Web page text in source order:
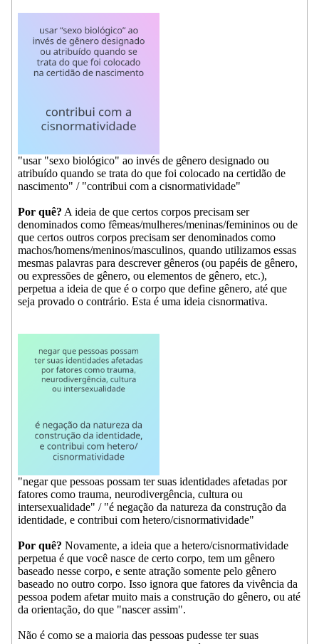
"usar "sexo biológico" ao invés de gênero designado ou
atribuído quando se trata do que foi colocado na certidão de
nascimento" / "contribui com a cisnormatividade"
Por quê? A ideia de que certos corpos precisam ser
denominados como fêmeas/mulheres/meninas/femininos ou de
que certos outros corpos precisam ser denominados como
machos/homens/meninos/masculinos, quando utilizamos essas
mesmas palavras para descrever gêneros (ou papéis de gênero,
ou expressões de gênero, ou elementos de gênero, etc.),
perpetua a ideia de que é o corpo que define gênero, até que
seja provado o contrário. Esta é uma ideia cisnormativa.
"negar que pessoas possam ter suas identidades afetadas por
fatores como trauma, neurodivergência, cultura ou
intersexualidade" / "é negação da natureza da construção da
identidade, e contribui com hetero/cisnormatividade"
Por quê? Novamente, a ideia que a hetero/cisnormatividade
perpetua é que você nasce de certo corpo, tem um gênero
baseado nesse corpo, e sente atração somente pelo gênero
baseado no outro corpo. Isso ignora que fatores da vivência da
pessoa podem afetar muito mais a construção do gênero, ou até
da orientação, do que "nascer assim".
Não é como se a maioria das pessoas pudesse ter suas